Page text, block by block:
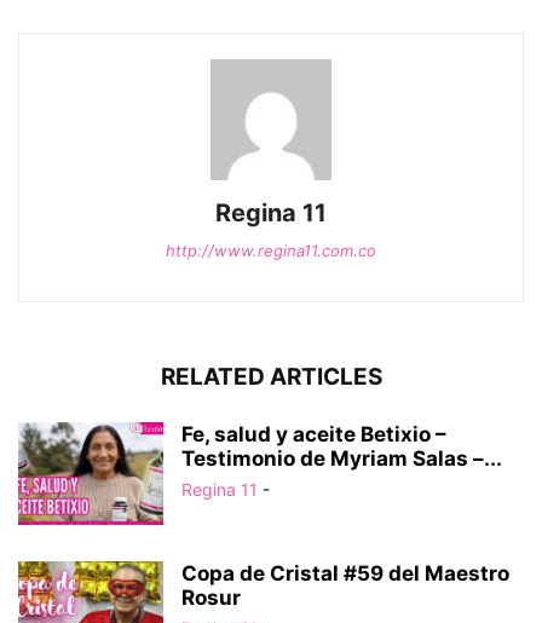
Regina 11
http://www.regina11.com.co
RELATED ARTICLES
Fe, salud y aceite Betixio –
Testimonio de Myriam Salas –...
Regina 11 -
Copa de Cristal #59 del Maestro
Rosur